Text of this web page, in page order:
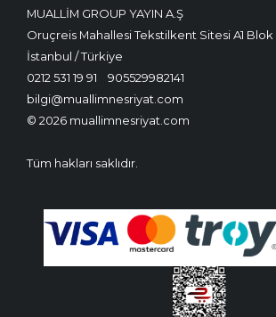
MUALLİM GROUP YAYIN A.Ş
Oruçreis Mahallesi Tekstilkent Sitesi A1
İstanbul / Türkiye
0212 531 19 91
905529982141
bilgi@muallimnesriyat.com
© 2026 muallimnesriyat.com
Tüm hakları saklıdır.